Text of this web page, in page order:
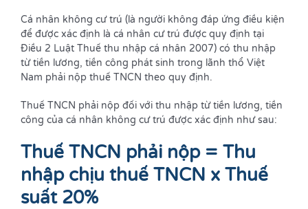
Cá nhân không cư trú (là người không đáp ứng điều kiện
để được xác định là cá nhân cư trú được quy định tại
Điều 2 Luật Thuế thu nhập cá nhân 2007) có thu nhập
từ tiền lương, tiền công phát sinh trong lãnh thổ Việt
Nam phải nộp thuế TNCN theo quy định.
Thuế TNCN phải nộp đối với thu nhập từ tiền lương, tiền
công của cá nhân không cư trú được xác định như sau:
Thuế TNCN phải nộp = Thu
nhập chịu thuế TNCN x Thuế
suất 20%